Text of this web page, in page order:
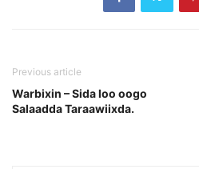
Previous article
Warbixin – Sida loo oogo
Salaadda Taraawiixda.